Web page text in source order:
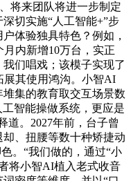
将来团队将进一步制定
切实施“人工智能+”步
体验独具特色？例如，
内新增10万台，实正
们唱戏；该模子实现了
展其使用鸿沟。小智AI
集的教育取交互场景数
智能操做系统，更应是
道。2027年前，台子曾
、扭腰等数十种矫捷动
。“我们做的，通过“小
将小智AI植入老式收音